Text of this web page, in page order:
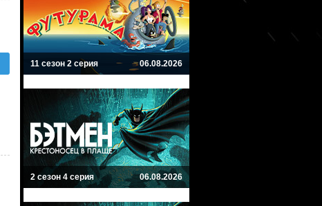
11 сезон 2 серия 06.08.2026
2 сезон 4 серия 06.08.2026